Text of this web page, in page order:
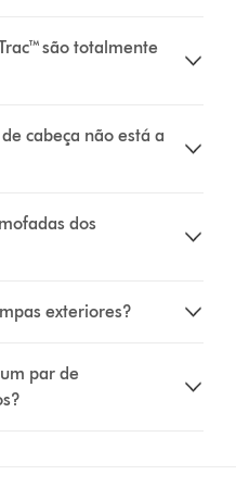
são totalmente
cabeça não está a
dos
exteriores?
par de